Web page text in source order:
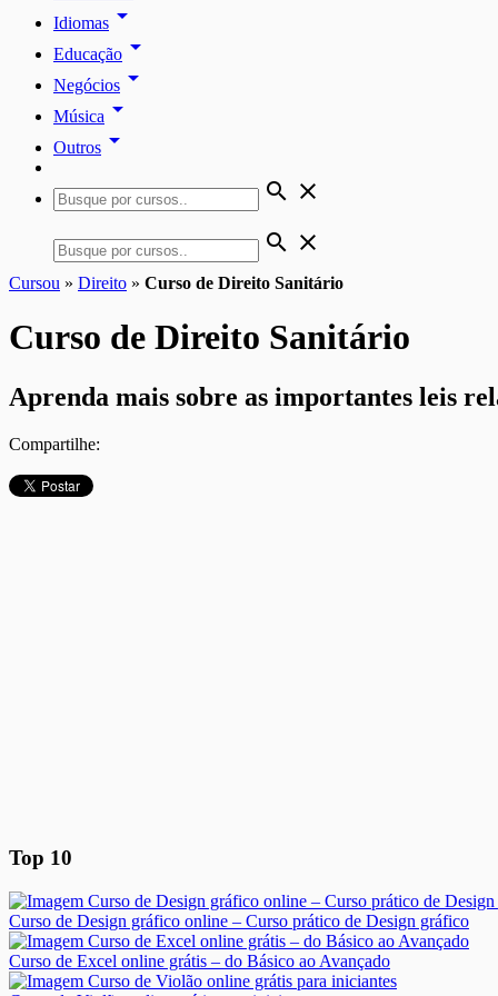
Idiomas arrow_drop_down
Educação arrow_drop_down
Negócios arrow_drop_down
Música arrow_drop_down
Outros arrow_drop_down
search close
search close
Cursou » Direito » Curso de Direito Sanitário
Curso de Direito Sanitário
Aprenda mais sobre as importantes leis
Compartilhe:
Top 10
Curso de Design gráfico online – Curso prático de Design gráfico
Curso de Excel online grátis – do Básico ao Avançado